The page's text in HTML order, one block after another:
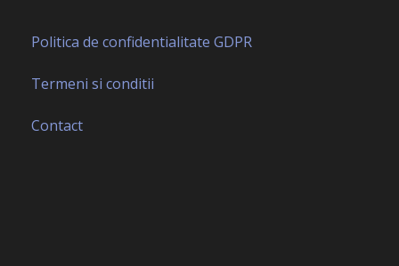
Politica de confidentialitate GDPR
Termeni si conditii
Contact